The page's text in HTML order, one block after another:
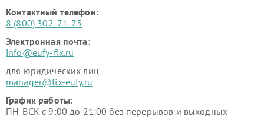
Контактный телефон:
8 (800) 302-71-75
Электронная почта:
info@eufy-fix.ru
для юридических лиц
manager@fix-eufy.ru
График работы:
ПН-ВСК с 9:00 до 21:00 без перерывов и выходных